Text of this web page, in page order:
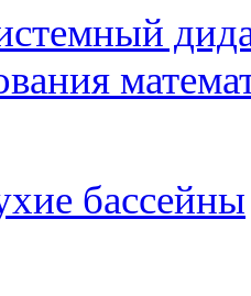
бассейны